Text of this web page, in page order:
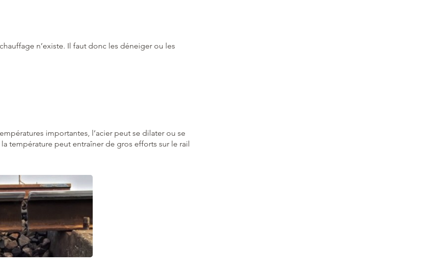
n’existe. Il faut donc les déneiger ou les
importantes, l’acier peut se dilater ou se
température peut entraîner de gros efforts sur le rail